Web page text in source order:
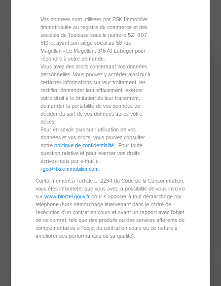
Mes derniers biens
Coup de coeur
Maison provencale de 202 m²
06140 Vence
6 pièces
202 m²
3 chambres
4 500 €
Vos données sont utilisées par BSK Immobilier
(immatriculée au registre du commerce et des
sociétés de Toulouse sous le numéro 521 907
519 et ayant son siège social au 58 rue
Magellan - Le Magellan, 31670 Labège) pour
répondre à votre demande.
Vous avez des droits concernant vos données
personnelles. Vous pouvez y accéder ainsi qu’à
certaines informations sur leur traitement, les
rectifier, demander leur effacement, exercer
votre droit à la limitation de leur traitement,
demander la portabilité de vos données ou
décider du sort de vos données après votre
décès.
Pour en savoir plus sur l’utilisation de vos
données et vos droits, vous pouvez consulter
notrepolitique de confidentialité. Pour toute
question relative et pour exercer vos droits
écrivez-nous par e-mail à :
rgpd@bskimmobilier.com.
Conformément à l’article L. 223-1 du Code de la Consommation,
vous êtes informé(e) que vous avez la possibilité de vous inscrire
surwww.bloctel.gouv.frpour s’opposer à tout démarchage par
téléphone (hors démarchage intervenant dans le cadre de
l'exécution d'un contrat en cours et ayant un rapport avec l'objet
de ce contrat, tels que des produits ou des services afférents ou
complémentaires à l'objet du contrat en cours ou de nature à
améliorer ses performances ou sa qualité).